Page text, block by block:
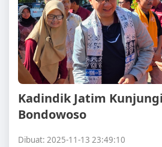
Kadindik Jatim
Bondowoso
Dibuat: 2025-11-13 23:49:10